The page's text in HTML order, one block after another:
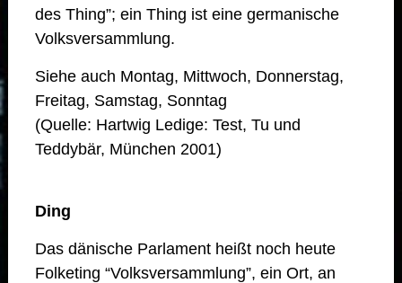
des Thing”; ein Thing ist eine germanische
Volksversammlung.
Siehe auch Montag, Mittwoch, Donnerstag,
Freitag, Samstag, Sonntag
(Quelle: Hartwig Ledige: Test, Tu und
Teddybär, München 2001)
Ding
Das dänische Parlament heißt noch heute
Folketing “Volksversammlung”, ein Ort, an